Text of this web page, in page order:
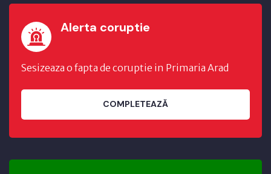
Alerta coruptie
Sesizeaza o fapta de coruptie in Primaria Arad
COMPLETEAZĂ